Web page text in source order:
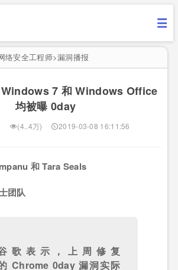
络安全工程师>漏洞播报
7 和 Windows Office
均被曝 0day
(4..4万) 2019-03-08 16:11:56
和 Tara Seals
团队
歌表示，上周修复
Chrome 0day 漏洞实际